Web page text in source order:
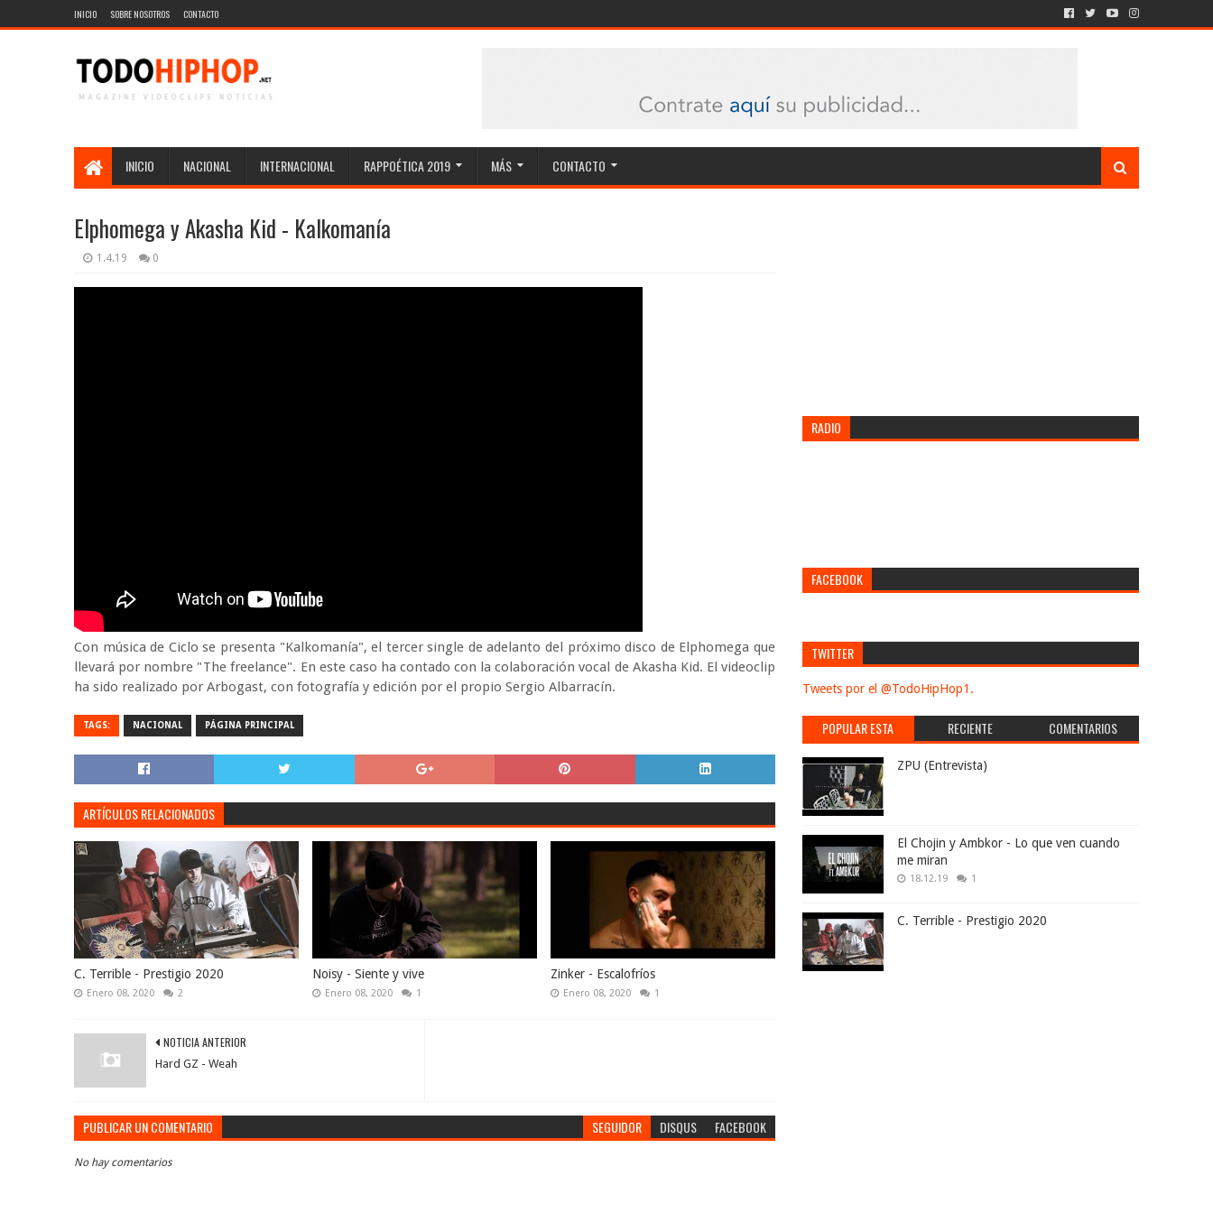
INICIO SOBRE NOSOTROS CONTACTO
INICIO NACIONAL INTERNACIONAL RAPPOÉTICA 2019 MÁS CONTACTO
Elphomega y Akasha Kid - Kalkomanía
1.4.19 0
Con música de Ciclo se presenta "Kalkomanía", el tercer single de adelanto del próximo disco de Elphomega que
llevará por nombre "The freelance". En este caso ha contado con la colaboración vocal de Akasha Kid. El videoclip
ha sido realizado por Arbogast, con fotografía y edición por el propio Sergio Albarracín.
TAGS: NACIONAL PÁGINA PRINCIPAL
ARTÍCULOS RELACIONADOS
C. Terrible - Prestigio 2020
Enero 08, 2020 2
Noisy - Siente y vive
Enero 08, 2020 1
Zinker - Escalofríos
Enero 08, 2020 1
NOTICIA ANTERIOR
Hard GZ - Weah
PUBLICAR UN COMENTARIO SEGUIDOR DISQUS FACEBOOK
No hay comentarios
RADIO
FACEBOOK
TWITTER
Tweets por el @TodoHipHop1.
POPULAR ESTA
SEMANA
RECIENTE COMENTARIOS
ZPU (Entrevista)
El Chojin y Ambkor - Lo que ven cuando
me miran
18.12.19 1
C. Terrible - Prestigio 2020